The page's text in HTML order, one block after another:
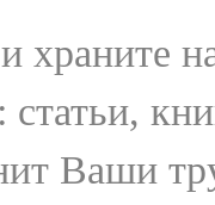
храните
Ваши